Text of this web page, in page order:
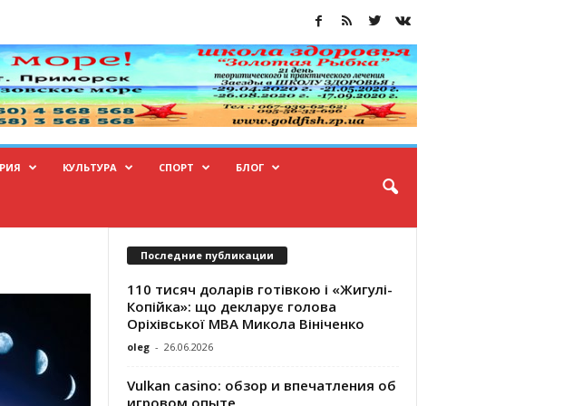
КУЛЬТУРА СПОРТ БЛОГ
Последние публикации
110 тисяч доларів готівкою і «Жигулі-
Копійка»: що декларує голова
Оріхівської МВА Микола Вініченко
oleg - 26.06.2026
Vulkan casino: обзор и впечатления об
игровом опыте